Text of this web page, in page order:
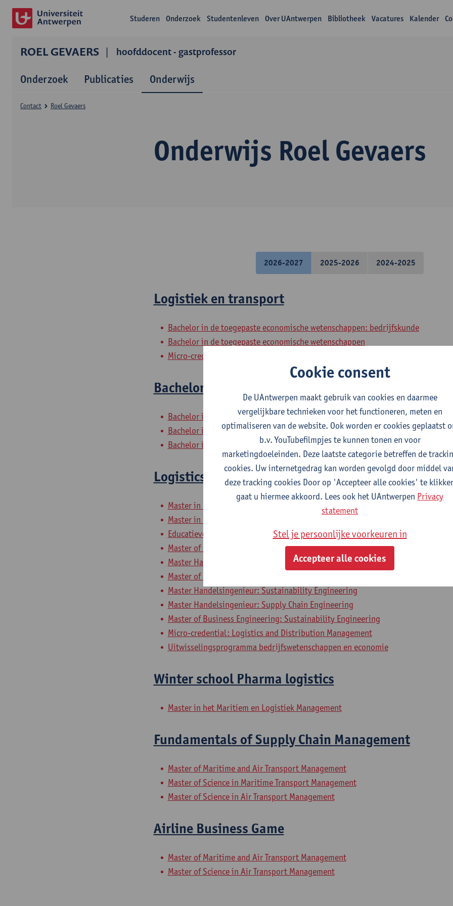
Studeren Onderzoek Studentenleven Over UAntwerpen Bibliotheek Vacatures Kalender
ROEL GEVAERS hoofddocent - gastprofessor
Onderzoek Publicaties Onderwijs
Onderwijs Roel Gevaers
Contact Roel Gevaers
2026-2027 2025-2026 2024-2025
Logistiek en transport
Bachelor in de toegepaste economische wetenschappen: bedrijfskunde
Bachelor in de toegepaste economische wetenschappen
Micro-credential: logistiek transportmanagement
Bachelorproef Bedrijfskunde - Transporteconomie
Bachelor in de toegepaste economische wetenschappen: bedrijfskunde
Bachelor in de toegepaste economische wetenschappen: economisch beleid
Bachelor in de toegepaste economische wetenschappen
Logistics and distribution management
Master in de Toegepaste Economische Wetenschappen: Bedrijfskunde
Master in het Maritiem en Logistiek Management
Educatieve Master in de Economie: Bedrijfskunde
Master of Business Economics
Master Handelsingenieur: Financial Engineering
Master of Digital Business Engineering
Master Handelsingenieur: Sustainability Engineering
Master Handelsingenieur: Supply Chain Engineering
Master of Business Engineering: Sustainability Engineering
Micro-credential: Logistics and Distribution Management
Uitwisselingsprogramma bedrijfswetenschappen en economie
Winter school Pharma logistics
Master in het Maritiem en Logistiek Management
Fundamentals of Supply Chain Management
Master of Maritime and Air Transport Management
Master of Science in Maritime Transport Management
Master of Science in Air Transport Management
Airline Business Game
Master of Maritime and Air Transport Management
Master of Science in Air Transport Management
Cookie consent
De UAntwerpen maakt gebruik van cookies en daarmee
vergelijkbare technieken voor het functioneren, meten en
optimaliseren van de website. Ook worden er cookies geplaatst
b.v. YouTubefilmpjes te kunnen tonen en voor
marketingdoeleinden. Deze laatste categorie betreffen de
cookies. Uw internetgedrag kan worden gevolgd door middel
deze tracking cookies Door op 'Accepteer alle cookies' te
gaat u hiermee akkoord. Lees ook het UAntwerpen Privacy
statement
Stel je persoonlijke voorkeuren in
Accepteer alle cookies